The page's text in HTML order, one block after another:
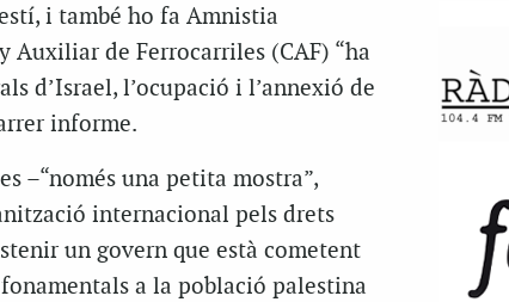
i també ho fa Amnistia
de Ferrocarriles (CAF) “ha
d’Israel, l’ocupació i l’annexió de
informe.
–“només una petita mostra”,
internacional pels drets
un govern que està cometent
a la població palestina